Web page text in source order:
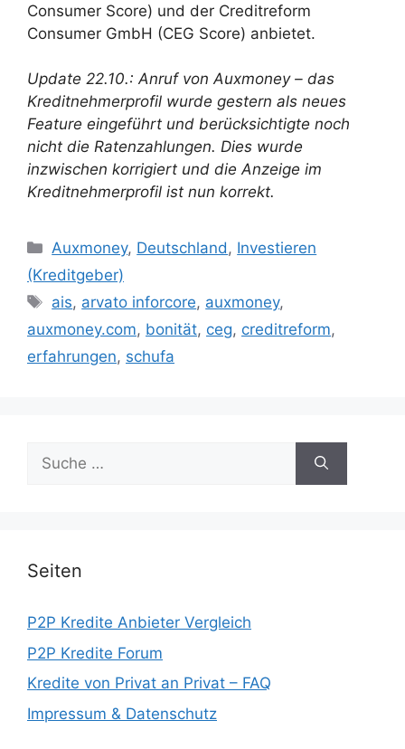
Consumer Score) und der Creditreform
Consumer GmbH (CEG Score) anbietet.
Update 22.10.: Anruf von Auxmoney – das
Kreditnehmerprofil wurde gestern als neues
Feature eingeführt und berücksichtigte noch
nicht die Ratenzahlungen. Dies wurde
inzwischen korrigiert und die Anzeige im
Kreditnehmerprofil ist nun korrekt.
Kategorien
Auxmoney, Deutschland, Investieren
(Kreditgeber)
Schlagwörter
ais, arvato inforcore, auxmoney,
auxmoney.com, bonität, ceg, creditreform,
erfahrungen, schufa
Suche
nach:
Seiten
P2P Kredite Anbieter Vergleich
P2P Kredite Forum
Kredite von Privat an Privat – FAQ
Impressum & Datenschutz